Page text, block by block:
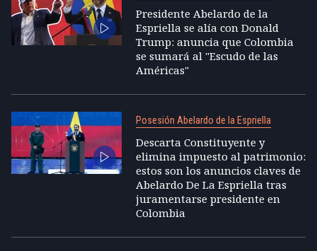
Presidente Abelardo de la
Espriella se alía con Donald
Trump: anuncia que Colombia
se sumará al "Escudo de las
Américas"
Posesión Abelardo de la Espriella
Descarta Constituyente y
elimina impuesto al patrimonio:
estos son los anuncios claves de
Abelardo De La Espriella tras
juramentarse presidente en
Colombia